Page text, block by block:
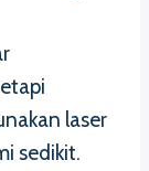
laser
sedikit.